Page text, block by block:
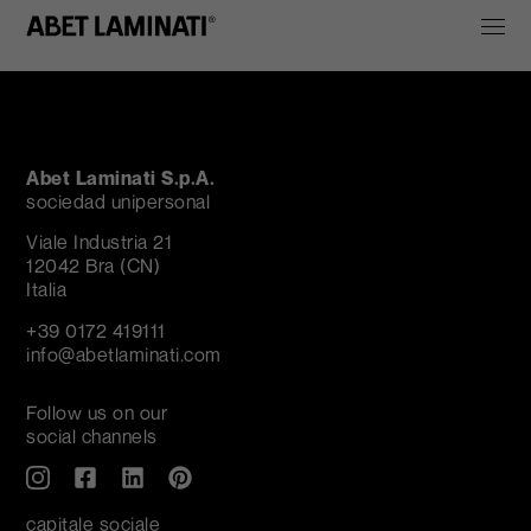
Abet Laminati S.p.A.
sociedad unipersonal
Viale Industria 21
12042 Bra (CN)
Italia
+39 0172 419111
info@abetlaminati.com
Follow us on our
social channels
capitale sociale